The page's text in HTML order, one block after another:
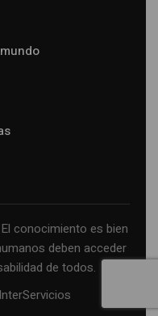
conocimiento es bien
deben acceder
de todos.